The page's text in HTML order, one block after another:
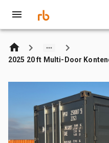
2025 20 ft Multi-Door